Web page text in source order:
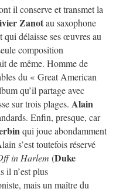
il conserve et transmet la
Zanotau saxophone
délaisse ses œuvres au
composition
de même. Homme de
du « Great American
qu’il partage avec
sur trois plages. Alain
Enfin, presque, car
qui joue abondamment
s’est toutefois réservé
in Harlem (Duke
il n’est plus
mais un maître du